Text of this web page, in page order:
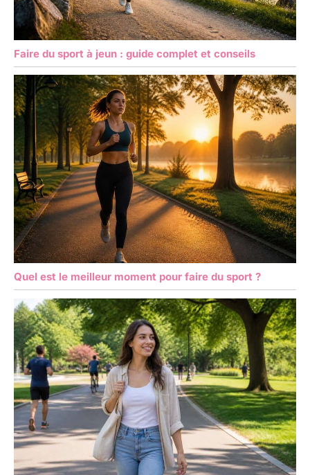
Faire du sport à jeun : guide complet et conseils
Quel est le meilleur moment pour faire du sport ?